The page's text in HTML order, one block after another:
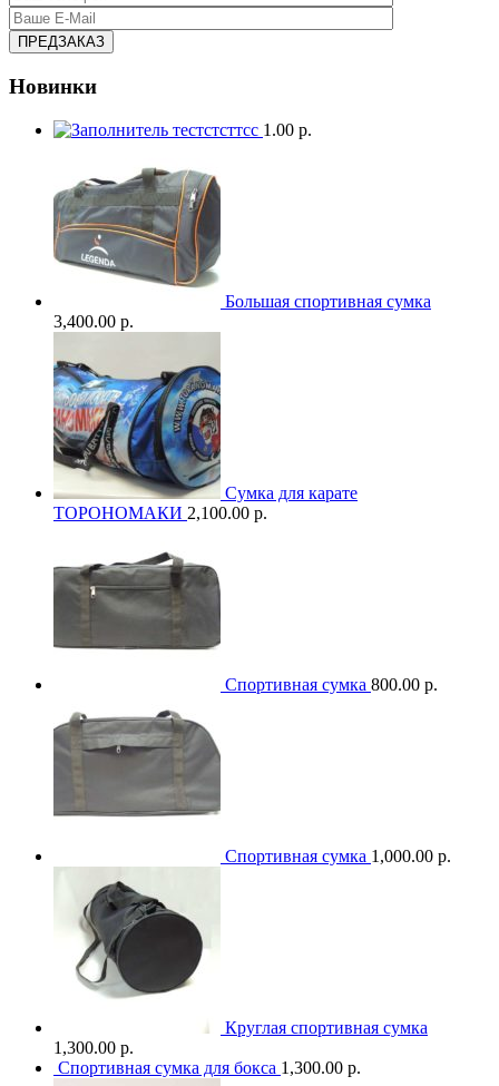
Новинки
тестстсттсс 1.00 р.
Большая спортивная сумка
3,400.00 р.
Сумка для карате
ТОРОНОМАКИ 2,100.00 р.
Спортивная сумка 800.00 р.
Спортивная сумка 1,000.00 р.
Круглая спортивная сумка
1,300.00 р.
Спортивная сумка для бокса 1,300.00 р.